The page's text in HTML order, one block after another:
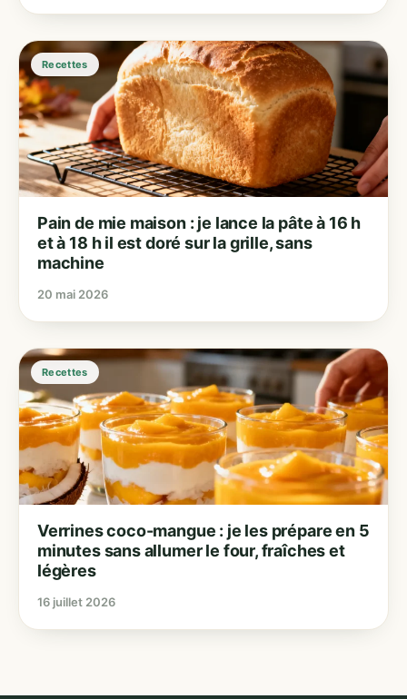
Recettes
Pain de mie maison : je lance la pâte à 16 h
et à 18 h il est doré sur la grille, sans
machine
20 mai 2026
Recettes
Verrines coco-mangue : je les prépare en 5
minutes sans allumer le four, fraîches et
légères
16 juillet 2026